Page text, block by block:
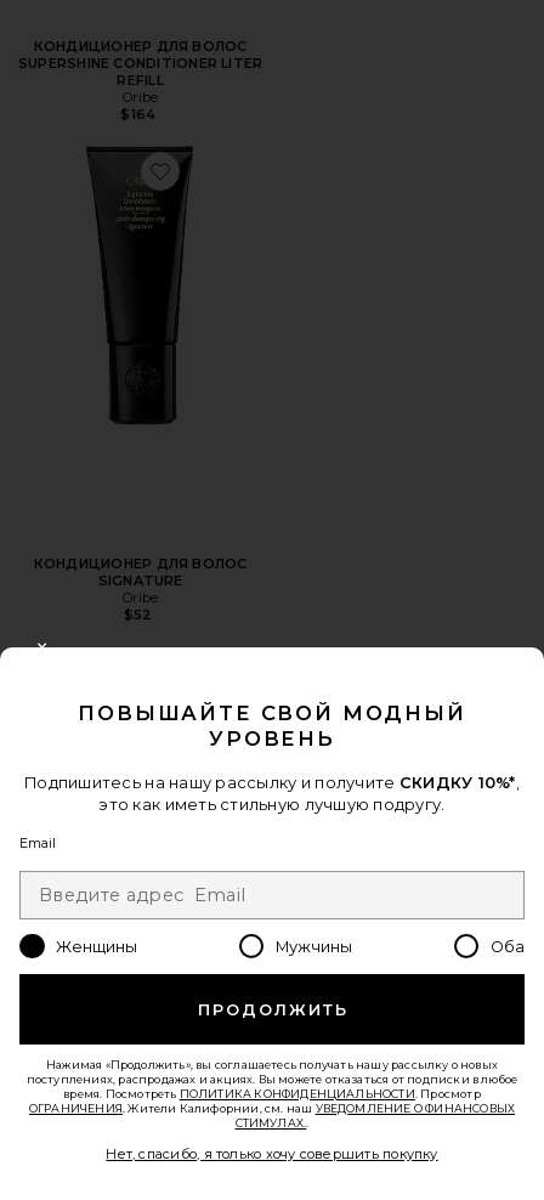
КОНДИЦИОНЕР ДЛЯ ВОЛОС
SUPERSHINE CONDITIONER LITER
REFILL
Oribe
$164
Favorite КОНДИЦИОНЕР ДЛЯ ВОЛОС SIGNATURE
КОНДИЦИОНЕР ДЛЯ ВОЛОС
SIGNATURE
Oribe
$52
СПРЕЙ IMPERMEABLE ANTI
HUMIDITY
Oribe
$44
ПОВЫШАЙТЕ СВОЙ МОДНЫЙ
УРОВЕНЬ
Подпишитесь на нашу рассылку и получите СКИДКУ 10%*
это как иметь стильную лучшую подругу.
Email
Женщины Мужчины Оба
ПРОДОЛЖИТЬ
Нажимая «Продолжить», вы соглашаетесь получать нашу рассылку о новых
поступлениях, распродажах и акциях. Вы можете отказаться от подписки в любое
время. Посмотреть ПОЛИТИКА КОНФИДЕНЦИАЛЬНОСТИ . Просмотр
ОГРАНИЧЕНИЯ . Жители Калифорнии, см. наш УВЕДОМЛЕНИЕ О ФИНАНСОВЫХ
СТИМУЛАХ.
Нет, спасибо, я только хочу совершить покупку